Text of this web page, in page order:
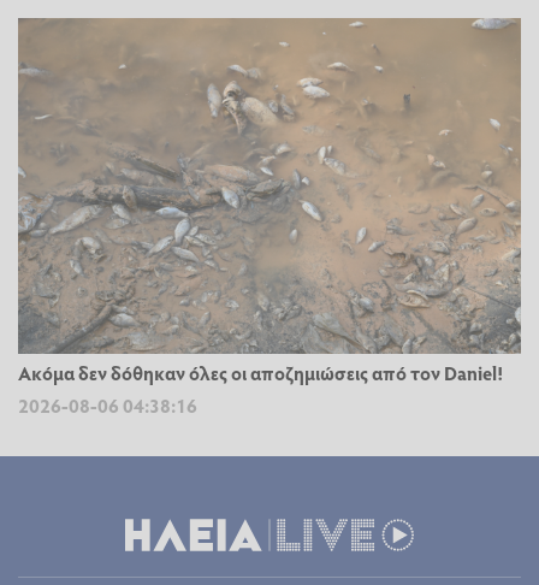
Ακόμα δεν δόθηκαν όλες οι αποζημιώσεις από τον Daniel!
2026-08-06 04:38:16